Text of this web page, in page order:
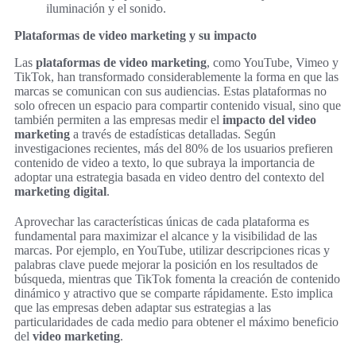
iluminación y el sonido.
Plataformas de video marketing y su impacto
Las plataformas de video marketing, como YouTube, Vimeo y
TikTok, han transformado considerablemente la forma en que las
marcas se comunican con sus audiencias. Estas plataformas no
solo ofrecen un espacio para compartir contenido visual, sino que
también permiten a las empresas medir el impacto del video
marketing a través de estadísticas detalladas. Según
investigaciones recientes, más del 80% de los usuarios prefieren
contenido de video a texto, lo que subraya la importancia de
adoptar una estrategia basada en video dentro del contexto del
marketing digital.
Aprovechar las características únicas de cada plataforma es
fundamental para maximizar el alcance y la visibilidad de las
marcas. Por ejemplo, en YouTube, utilizar descripciones ricas y
palabras clave puede mejorar la posición en los resultados de
búsqueda, mientras que TikTok fomenta la creación de contenido
dinámico y atractivo que se comparte rápidamente. Esto implica
que las empresas deben adaptar sus estrategias a las
particularidades de cada medio para obtener el máximo beneficio
del video marketing.